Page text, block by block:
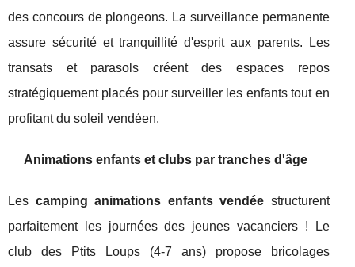
des concours de plongeons. La surveillance permanente
assure sécurité et tranquillité d'esprit aux parents. Les
transats et parasols créent des espaces repos
stratégiquement placés pour surveiller les enfants tout en
profitant du soleil vendéen.
Animations enfants et clubs par tranches d'âge
Les camping animations enfants vendée structurent
parfaitement les journées des jeunes vacanciers ! Le
club des Ptits Loups (4-7 ans) propose bricolages